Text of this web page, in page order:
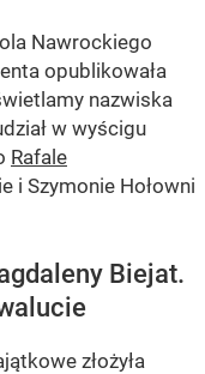
Nawrockiego
opublikowała
nazwiska
w wyścigu
Rafale
i Szymonie Hołowni
Biejat.
złożyła